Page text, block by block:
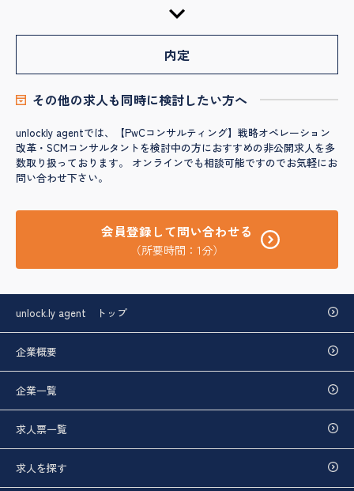
内定
その他の求人も同時に検討したい方へ
unlockly agentでは、【PwCコンサルティング】戦略オペレーション
改革・SCMコンサルタントを検討中の方におすすめの非公開求人を多
数取り扱っております。 オンラインでも相談可能ですのでお気軽にお
問い合わせ下さい。
会員登録して問い合わせる
（所要時間：1分）
unlock.ly agent トップ
企業概要
企業一覧
求人票一覧
求人を探す